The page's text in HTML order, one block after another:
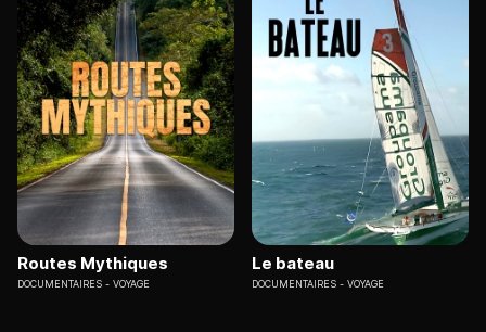
Routes Mythiques
DOCUMENTAIRES VOYAGE
Le bateau
DOCUMENTAIRES VOYAGE